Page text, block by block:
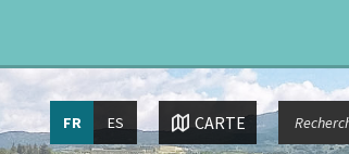
Choisissez
langue:
FR ES CARTE
CHERCHER: